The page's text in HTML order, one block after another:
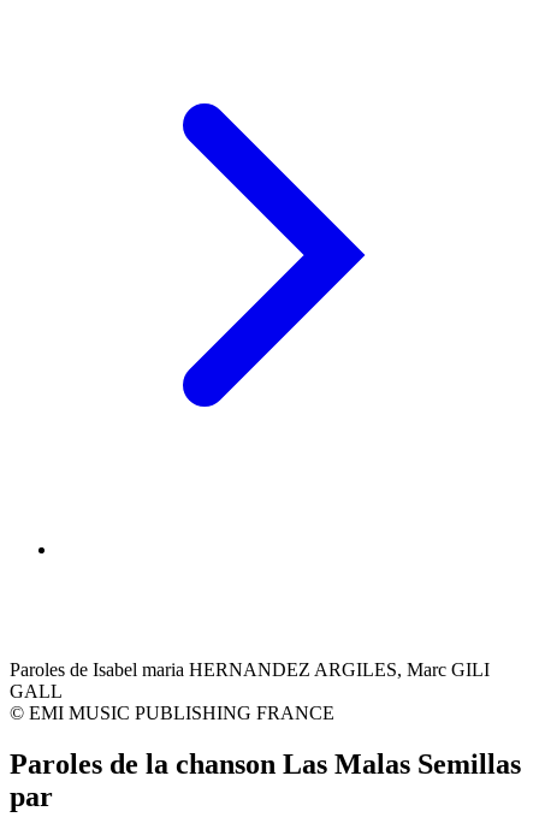
Paroles de Isabel maria HERNANDEZ ARGILES, Marc GILI
GALL
© EMI MUSIC PUBLISHING FRANCE
Paroles de la chanson Las Malas Semillas
par